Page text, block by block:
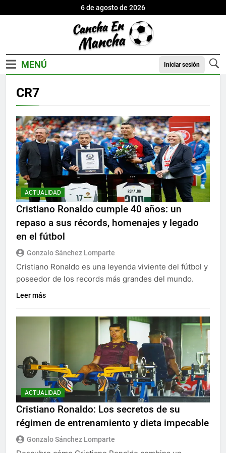
6 de agosto de 2026
Iniciar sesión
CR7
ACTUALIDAD
Cristiano Ronaldo cumple 40 años: un
repaso a sus récords, homenajes y legado
en el fútbol
Gonzalo Sánchez Lomparte
Cristiano Ronaldo es una leyenda viviente del fútbol y
poseedor de los records más grandes del mundo.
Leer más
ACTUALIDAD
Cristiano Ronaldo: Los secretos de su
régimen de entrenamiento y dieta impecable
Gonzalo Sánchez Lomparte